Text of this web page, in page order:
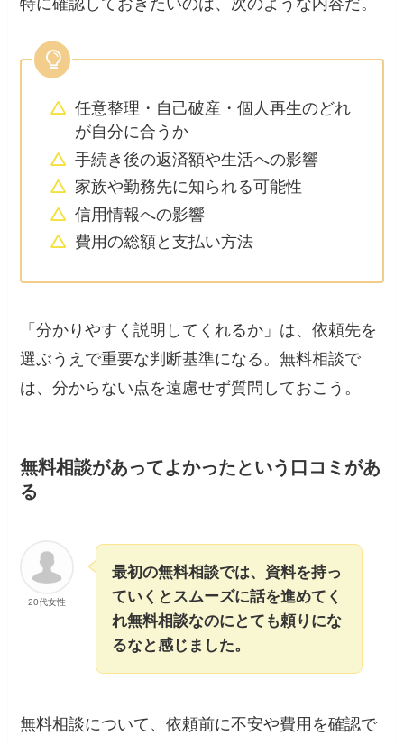
特に確認しておきたいのは、次のような内容だ。
任意整理・自己破産・個人再生のどれ
が自分に合うか
手続き後の返済額や生活への影響
家族や勤務先に知られる可能性
信用情報への影響
費用の総額と支払い方法
「分かりやすく説明してくれるか」は、依頼先を
選ぶうえで重要な判断基準になる。無料相談で
は、分からない点を遠慮せず質問しておこう。
無料相談があってよかったという口コミがあ
る
20代女性
最初の無料相談では、資料を持っ
ていくとスムーズに話を進めてく
れ無料相談なのにとても頼りにな
るなと感じました。
無料相談について、依頼前に不安や費用を確認で